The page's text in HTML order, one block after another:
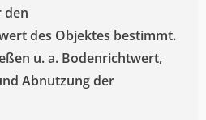
den
des Objektes bestimmt.
u. a. Bodenrichtwert,
Abnutzung der